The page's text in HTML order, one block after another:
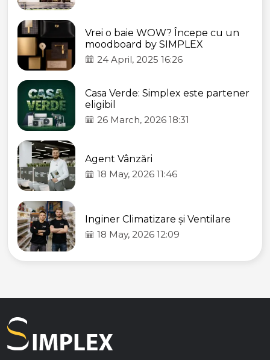
Vrei o baie WOW? Începe cu un
moodboard by SIMPLEX
24 April, 2025 16:26
Casa Verde: Simplex este partener
eligibil
26 March, 2026 18:31
Agent Vânzări
18 May, 2026 11:46
Inginer Climatizare și Ventilare
18 May, 2026 12:09